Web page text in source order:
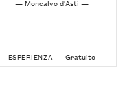
— Moncalvo d'Asti —
ESPERIENZA — Gratuito